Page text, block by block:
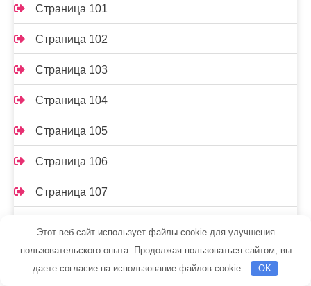
Страница 101
Страница 102
Страница 103
Страница 104
Страница 105
Страница 106
Страница 107
Страница 109
Этот веб-сайт использует файлы cookie для улучшения
пользовательского опыта. Продолжая пользоваться сайтом, вы
даете согласие на использование файлов cookie.
OK